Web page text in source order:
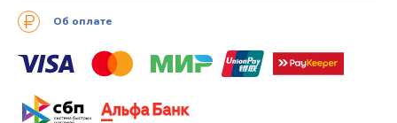
Об оплате